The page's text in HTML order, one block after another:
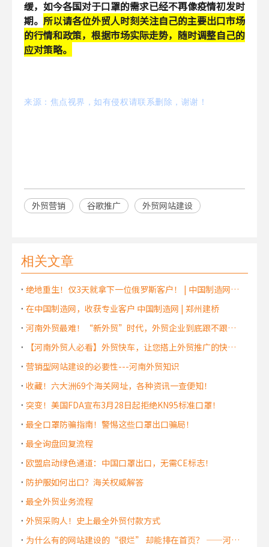
缓，如今各国对于口罩的需求已经不再像疫情初发时
期。 所以请各位外贸人时刻关注自己的主要出口市场
的行情和政策，根据市场实际走势，随时调整自己的
应对策略。
来源：焦点视界 ，如有侵权请联系删除，谢谢！
外贸营销 谷歌推广 外贸网站建设
相关文章
绝地重生！仅3天就拿下一位俄罗斯客户！ | 中国制造网郑州分公司 | 中国制造网郑州服务中心 | 中国制造网河南代理商
在中国制造网，收获专业客户 中国制造网 | 郑州建桥
河南外贸最难！“新外贸”时代，外贸企业到底跟不跟？——外贸资讯
【河南外贸人必看】外贸快车，让您搭上外贸推广的快车！
营销型网站建设的必要性---河南外贸知识
收藏！六大洲69个海关网址，各种资讯一查便知！
突变！美国FDA宣布3月28日起拒绝KN95标准口罩！
最全口罩防骗指南！警惕这些口罩出口骗局！
最全询盘回复流程
欧盟启动绿色通道：中国口罩出口，无需CE标志！
防护服如何出口？海关权威解答
最全外贸业务流程
外贸采购人！史上最全外贸付款方式
为什么有的网站建设的“很烂” 却能排在首页？ ——河南外贸知识